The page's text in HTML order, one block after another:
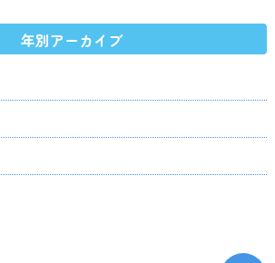
年別アーカイブ